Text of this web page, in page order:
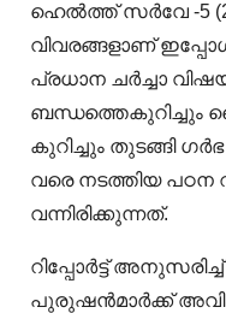
ഹെൽത്ത് സർവേ -5
വിവരങ്ങളാണ്
പ്രധാന ചർച്ചാ
ബന്ധത്തെകുറിച്ചും
കുറിച്ചും തുടങ്ങി
വരെ നടത്തിയ പഠന
വന്നിരിക്കുന്നത്.
റിപ്പോർട്ട്
പുരുഷൻമാർക്ക്